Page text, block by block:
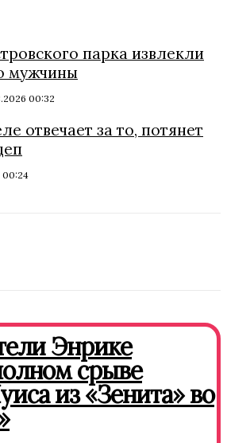
парка извлекли
мужчины
00:32
отвечает за то, потянет
00:24
Энрике
срыве
из «Зенита» во